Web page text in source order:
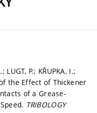
LUGT, P.; KŘUPKA, I.;
the Effect of Thickener
of a Grease-
TRIBOLOGY